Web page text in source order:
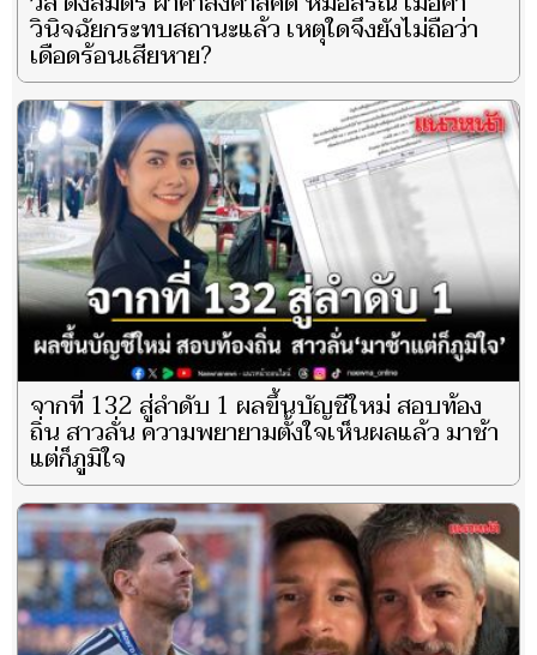
วินิจฉัยกระทบสถานะแล้ว เหตุใดจึงยังไม่ถือว่า
เดือดร้อนเสียหาย?
จากที่ 132 สู่ลำดับ 1 ผลขึ้นบัญชีใหม่ สอบท้อง
ถิ่น สาวลั่น ความพยายามตั้งใจเห็นผลแล้ว มาช้า
แต่ก็ภูมิใจ